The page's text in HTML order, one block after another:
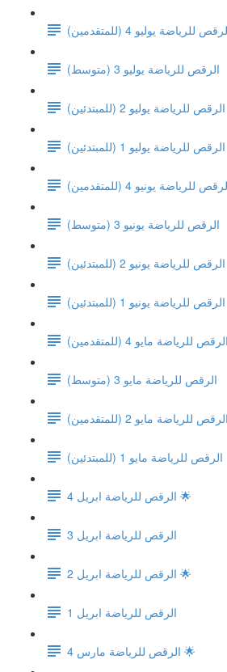
الرقص للرياضة يوليو 3 (متوسط)
الرقص للرياضة يوليو 2 (للمبتدئين)
الرقص للرياضة يوليو 1 (للمبتدئين)
الرقص للرياضة يونيو 3 (متوسط)
الرقص للرياضة يونيو 2 (للمبتدئين)
الرقص للرياضة يونيو 1 (للمبتدئين)
الرقص للرياضة مايو 3 (متوسط)
الرقص للرياضة مايو 1 (للمبتدئين)
الرقص للرياضة ابريل 4 🌟
الرقص للرياضة ابريل 3
الرقص للرياضة ابريل 2 🌟
الرقص للرياضة ابريل 1
الرقص للرياضة مارس 4 🌟